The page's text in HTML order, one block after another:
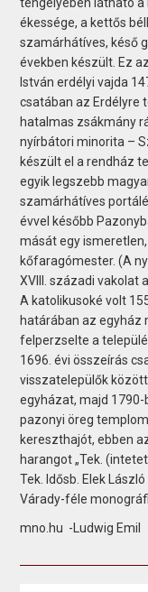
ékessége, a kettős
szamárhátíves, késő
években készült. Ez
István erdélyi vajda
csatában az Erdélyre
hatalmas zsákmány
nyírbátori minorita –
készült el a rendház
egyik legszebb
szamárhátíves
évvel később
mását egy
kőfaragómester. (A
XVIII. századi vakolat
A katolikusoké volt
határában az egyház
felperzselte a
1696. évi összeírás
visszatelepülők
egyházat, majd
pazonyi öreg
kereszthajót, ebben
harangot „Tek.
Tek. Idősb. Elek
Várady-féle
mno.hu -Ludwig Emil